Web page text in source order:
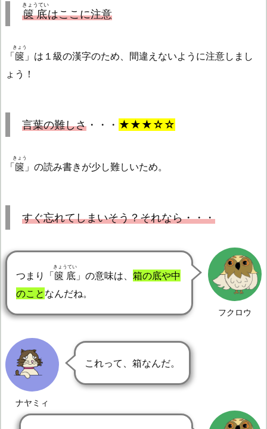
篋底
きょうてい
はここに注意
「篋
きょう
」は１級の漢字のため、間違えないように注意しまし
ょう！
言葉の難しさ ・・・ ★★★☆☆
「篋
きょう
」の読み書きが少し難しいため。
すぐ忘れてしまいそう？それなら・・・
フクロウ
つまり「篋底
きょうてい
」の意味は、 箱の底や中
のこと なんだね。
ナヤミィ
これって、箱なんだ。